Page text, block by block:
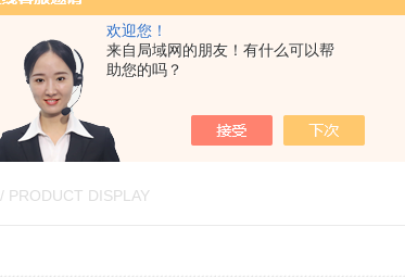
欢迎您！
来自局域网的朋友！有什么可以帮
助您的吗？
/ PRODUCT DISPLAY